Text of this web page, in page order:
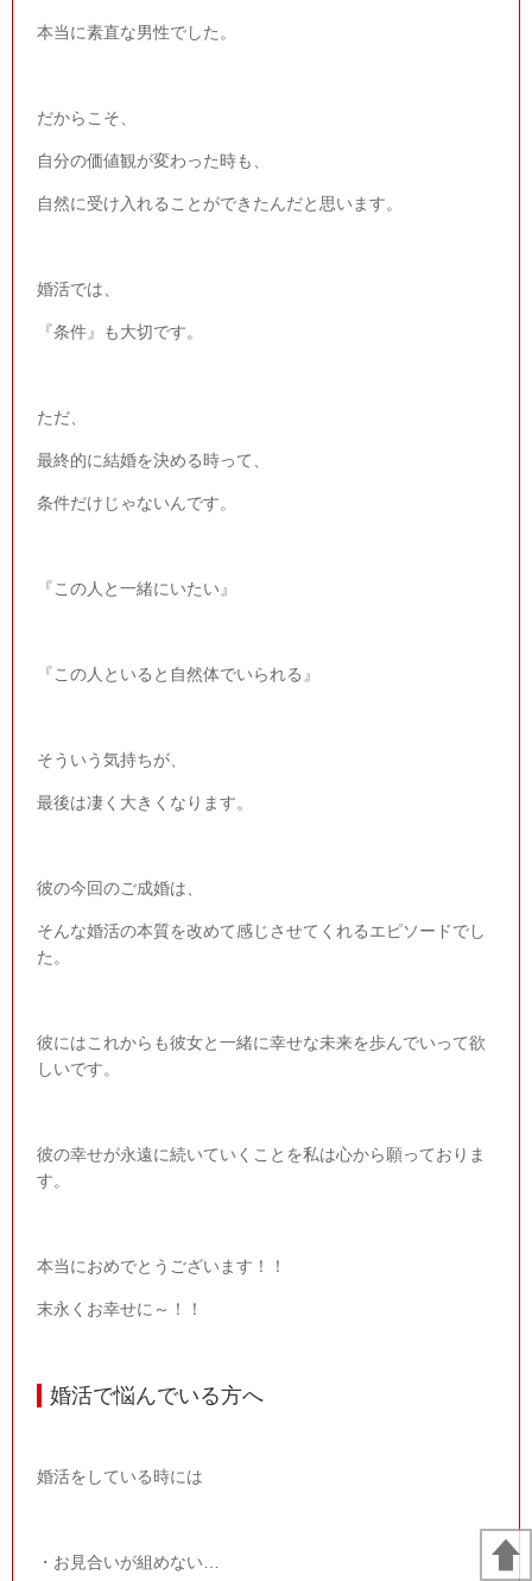
本当に素直な男性でした。
だからこそ、
自分の価値観が変わった時も、
自然に受け入れることができたんだと思います。
婚活では、
『条件』も大切です。
ただ、
最終的に結婚を決める時って、
条件だけじゃないんです。
『この人と一緒にいたい』
『この人といると自然体でいられる』
そういう気持ちが、
最後は凄く大きくなります。
彼の今回のご成婚は、
そんな婚活の本質を改めて感じさせてくれるエピソードでし
た。
彼にはこれからも彼女と一緒に幸せな未来を歩んでいって欲
しいです。
彼の幸せが永遠に続いていくことを私は心から願っておりま
す。
本当におめでとうございます！！
末永くお幸せに～！！
婚活で悩んでいる方へ
婚活をしている時には
・お見合いが組めない…